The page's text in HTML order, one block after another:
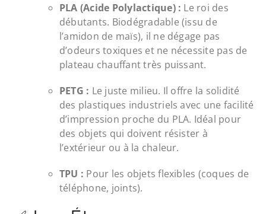
PLA (Acide Polylactique) : Le roi des
débutants. Biodégradable (issu de
l’amidon de maïs), il ne dégage pas
d’odeurs toxiques et ne nécessite pas de
plateau chauffant très puissant.
PETG : Le juste milieu. Il offre la solidité
des plastiques industriels avec une facilité
d’impression proche du PLA. Idéal pour
des objets qui doivent résister à
l’extérieur ou à la chaleur.
TPU : Pour les objets flexibles (coques de
téléphone, joints).